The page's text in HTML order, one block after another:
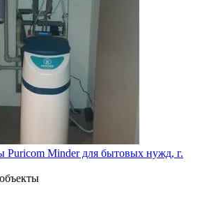
Puricom Minder для бытовых нужд, г.